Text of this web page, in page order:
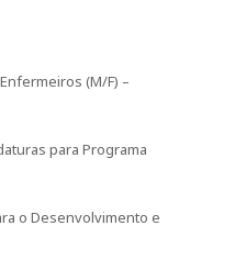
(M/F) –
para Programa
o Desenvolvimento e